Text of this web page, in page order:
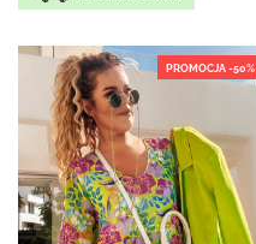
PROMOCJA -50%